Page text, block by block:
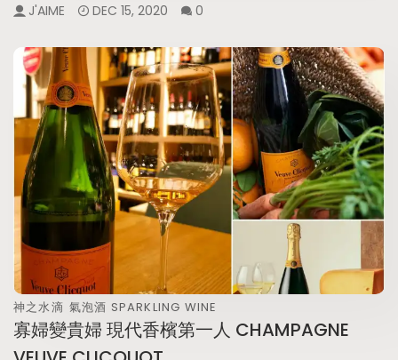
J'AIME DEC 15, 2020 0
神之水滴 氣泡酒 SPARKLING WINE
寡婦變貴婦 現代香檳第一人 CHAMPAGNE